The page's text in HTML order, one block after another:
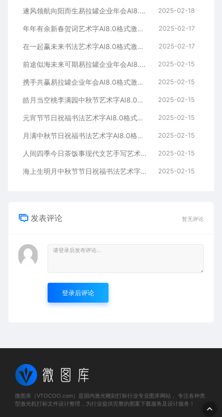
遂风领航向阳而生易拉罐企业年会AI8.0格式激光打标文件通用矢量图 2025-02-18
年年有余新春贺词艺术字AI8.0格式激光打标文件通用矢量图 2025-02-17
在一起赢未来书法艺术字AI8.0格式激光打标文件通用矢量图 2025-02-17
前途似海未来可期易拉罐企业年会AI8.0格式激光打标文件通用矢量图 2025-02-15
携手共赢易拉罐企业年会AI8.0格式激光打标文件通用矢量图 2025-02-15
皓月当空桃李满园中秋节艺术字AI8.0格式激光打标文件通用矢量图 2025-02-15
元宵节节日祝福书法艺术字AI8.0格式激光打标文件通用矢量图 2025-02-15
月满中秋节日祝福书法艺术字AI8.0格式激光打标文件通用矢量图 2025-02-15
人间四季今日茶饭事现代文艺手写艺术字AI8.0格式激光打标文件通用矢量图 2025-02-15
海上生明月中秋节节日祝福书法艺术字AI8.0格式激光打标文件通用矢量图 2025-02-15
发表评论 暂无评论
登录后评论
微图库（VTOCOO.com）是国内激光雕刻打标行业专业图库网站， 专注各种类
型激光机打标文件设计整理，为行业提供完整的图案下载服务及设计服务！